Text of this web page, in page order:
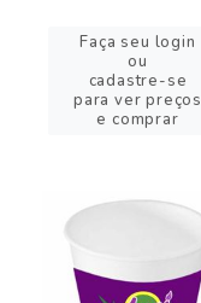
Faça seu login
ou
cadastre-se
para ver preços
e comprar